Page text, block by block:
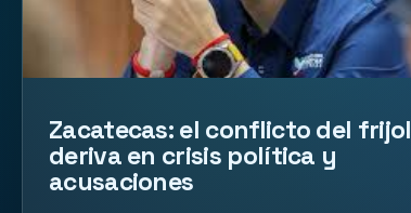
Zacatecas: el conflicto del frijol
deriva en crisis política y
acusaciones